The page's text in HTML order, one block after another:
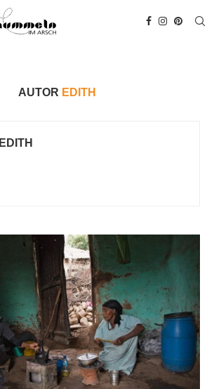
AUTOR EDITH
EDITH